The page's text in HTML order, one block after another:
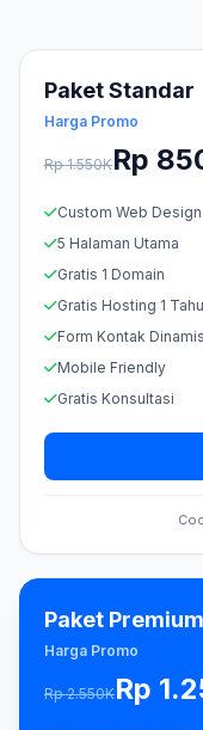
Paket Standar
Harga Promo
Rp 1.550KRp
Custom Web Design
5 Halaman Utama
Gratis 1 Domain
Gratis Hosting 1
Form Kontak Dinamis
Mobile Friendly
Gratis Konsultasi
Paket Premium
Harga Promo
Rp 2.550KRp